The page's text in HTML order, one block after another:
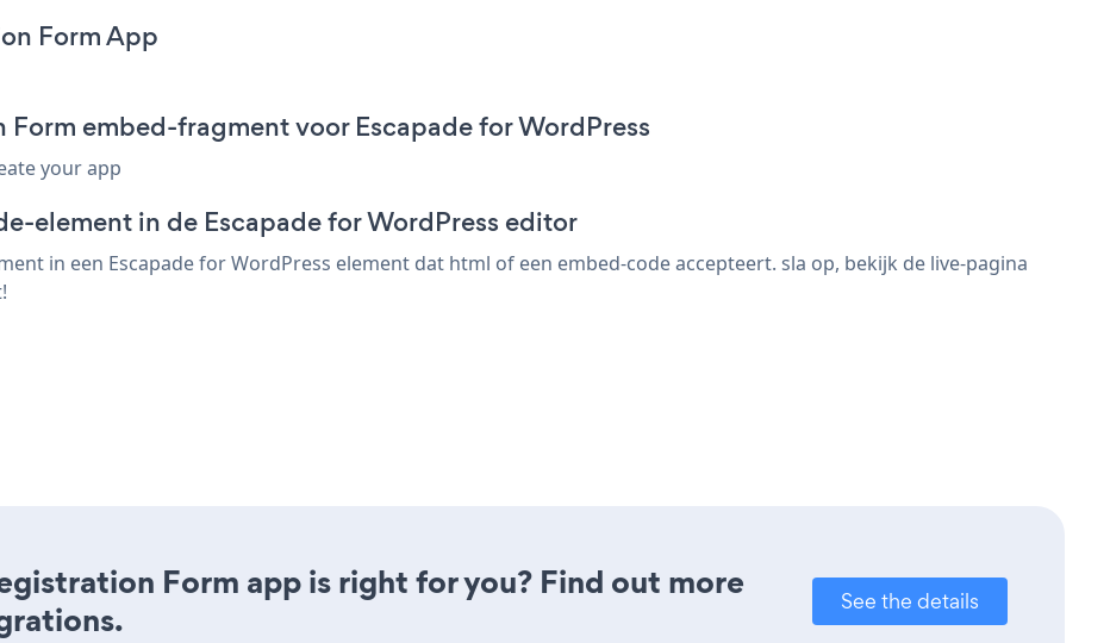
Form App
embed-fragment voor Escapade for WordPress
your app
element in de Escapade for WordPress editor
in een Escapade for WordPress element dat html of een embed-code accepteert. sla op, bekijk de live-pagina
Form app is right for you? Find out more
See the details